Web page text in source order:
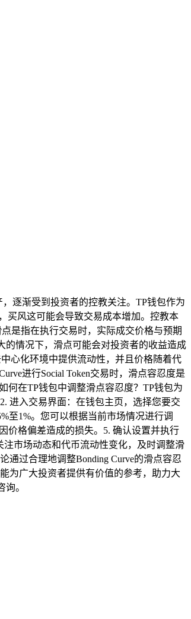
逐渐受到投资者的控教关注。TP钱包作为
买风这可能会导致交易成本增加。控教本
是指在执行交易时，实际成交价格与预期
的情况下，滑点可能会对投资者的收益造成
心化环境中提供流动性，并且价格随着代
进行Social Token交易时，滑点容忍度是
何在TP钱包中调整滑点容忍度？TP钱包为
进入交易界面：在钱包主页，选择您要交
至1%。您可以根据当前市场情况进行调
价格偏差造成的损失。5. 确认设置并执行
市场动态和代币流动性变化，及时调整滑
通过合理地调整Bonding Curve的滑点容忍
为广大投资者提供有价值的参考，助力大
。